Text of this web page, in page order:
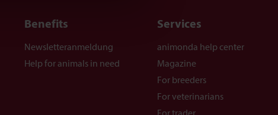
Benefits
Newsletteranmeldung
Help for animals in need
Services
animonda help center
Magazine
For breeders
For veterinarians